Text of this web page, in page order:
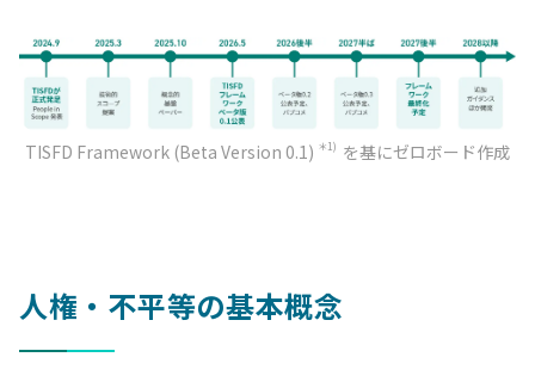
TISFD Framework (Beta Version 0.1) ＊1) を基にゼロボード作成
人権・不平等の基本概念